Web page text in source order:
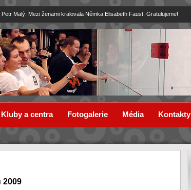
Malý. Mezi ženami kralovala Němka Elisabeth Faust. Gratulujeme!
2009
Kluby a centra Fotogalerie Média Kontakty